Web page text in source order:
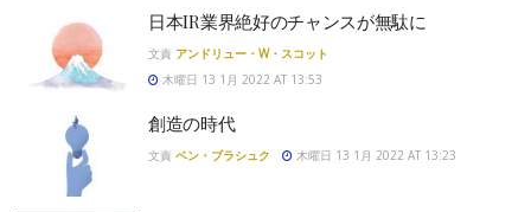
日本IR業界絶好のチャンスが無駄に
文責 アンドリュー・W・スコット
木曜日 13 1月 2022 AT 13:53
創造の時代
文責 ベン・ブラシュク 木曜日 13 1月 2022 AT 13:23